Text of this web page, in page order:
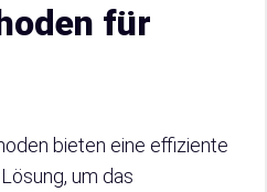
für
bieten eine effiziente
um das